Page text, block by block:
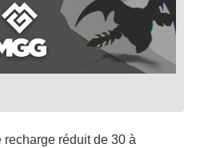
recharge réduit de 30 à